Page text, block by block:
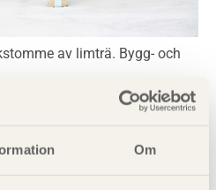
Om
av limträ. Bygg- och